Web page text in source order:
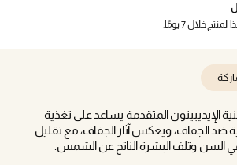
خلال 7 يومًا.
الإيديبينون المتقدمة يساعد على تغذية
ضد الجفاف، ويعكس آثار الجفاف، مع تقليل
السن وتلف البشرة الناتج عن الشمس.